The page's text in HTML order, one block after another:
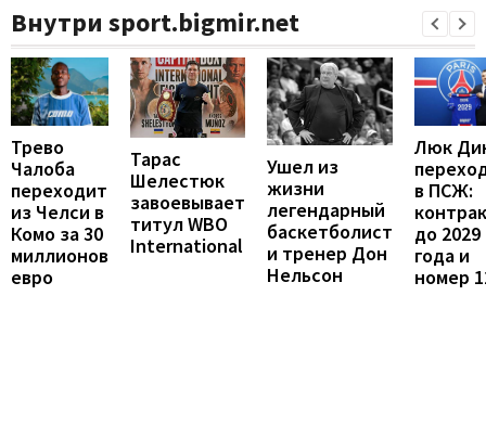
Внутри sport.bigmir.net
Трево
Чалоба
переходит
из Челси в
Комо за 30
миллионов
евро
Тарас
Шелестюк
завоевывает
титул WBO
International
Ушел из
жизни
легендарный
баскетболист
и тренер Дон
Нельсон
Люк
в ПСЖ:
до 2029
года и
номер